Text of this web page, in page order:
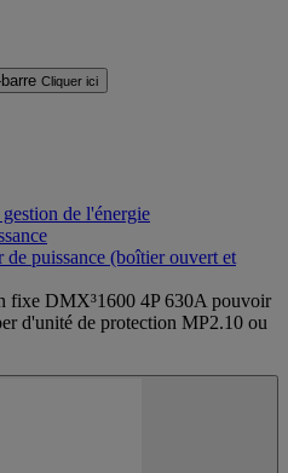
Cliquer ici
de l'énergie
puissance (boîtier ouvert et
fixe DMX³1600 4P 630A pouvoir
d'unité de protection MP2.10 ou